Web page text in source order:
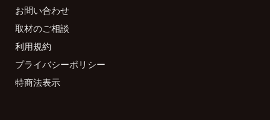
お問い合わせ
取材のご相談
利用規約
プライバシーポリシー
特商法表示